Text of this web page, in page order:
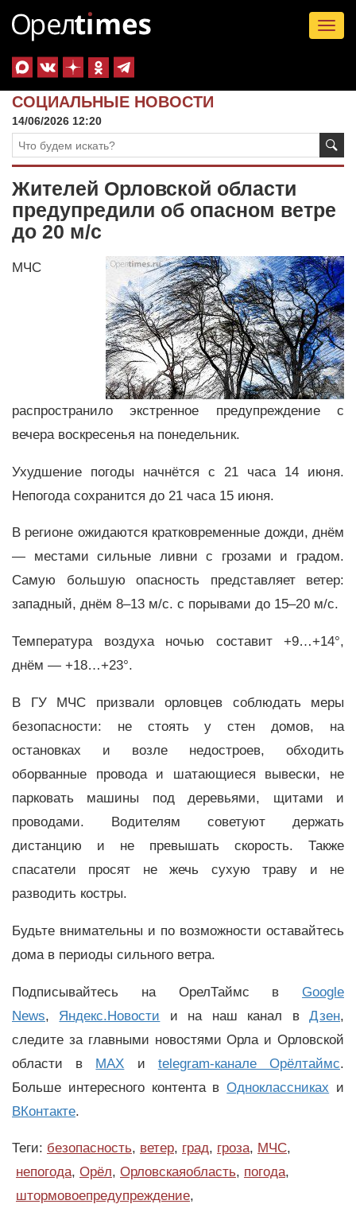
СОЦИАЛЬНЫЕ НОВОСТИ
14/06/2026 12:20
Жителей Орловской области
предупредили об опасном ветре
до 20 м/с
МЧС
распространило экстренное предупреждение с
вечера воскресенья на понедельник.
Ухудшение погоды начнётся с 21 часа 14 июня.
Непогода сохранится до 21 часа 15 июня.
В регионе ожидаются кратковременные дожди, днём
— местами сильные ливни с грозами и градом.
Самую большую опасность представляет ветер:
западный, днём 8–13 м/с. с порывами до 15–20 м/с.
Температура воздуха ночью составит +9…+14°,
днём — +18…+23°.
В ГУ МЧС призвали орловцев соблюдать меры
безопасности: не стоять у стен домов, на
остановках и возле недостроев, обходить
оборванные провода и шатающиеся вывески, не
парковать машины под деревьями, щитами и
проводами. Водителям советуют держать
дистанцию и не превышать скорость. Также
спасатели просят не жечь сухую траву и не
разводить костры.
Будьте внимательны и по возможности оставайтесь
дома в периоды сильного ветра.
Подписывайтесь на ОрелТаймс в Google
News, Яндекс.Новости и на наш канал вДзен,
следите за главными новостями Орла и Орловской
области в MAX и telegram-канале Орёлтаймс.
Больше интересного контента вОдноклассниках и
ВКонтакте.
Теги: безопасность, ветер, град, гроза, МЧС,
непогода, Орёл, Орловскаяобласть, погода,
штормовоепредупреждение,